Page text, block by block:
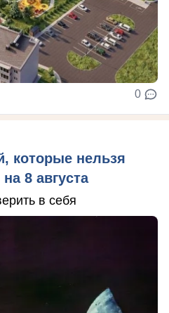
0
которые нельзя
8 августа
в себя